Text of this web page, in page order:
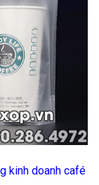
kinh doanh café